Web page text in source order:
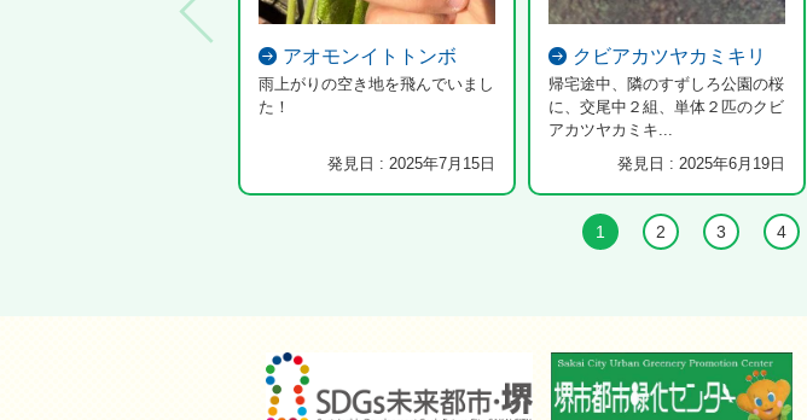
アオモンイトトンボ
雨上がりの空き地を飛んでいまし
た！
発見日 : 2025年7月15日
クビアカツヤカミキリ
帰宅途中、隣のすずしろ公園の桜
に、交尾中２組、単体２匹のクビ
アカツヤカミキ...
発見日 : 2025年6月19日
1 2 3 4